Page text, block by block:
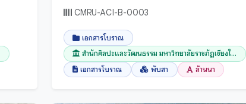
CMRU-ACI-B-0003
เอกสารโบราณ
สำนักศิลปะและวัฒนธรรม มหาวิทยาลัยราชภัฏเชียงใ...
เอกสารโบราณ
พับสา ล้านนา